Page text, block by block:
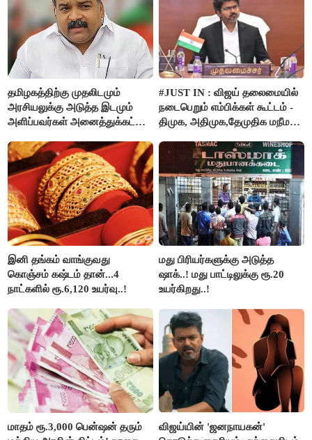
தமிழகத்திற்கு முதலிடமும்
அரசியலுக்கு அடுத்த இடமும்
அளிப்பவர்கள் அனைத்துக்கட்சி
பங்கேற்பார்கள் - மாணிக்கம்
தாகூர்..!!
#JUST IN : விஜய் தலைமையில்
நடைபெறும் எம்பிக்கள் கூட்டம் -
திமுக, அதிமுக,தேமுதிக மநீம
இனி தங்கம் வாங்குவது
கொஞ்சம் கஷ்டம் தான்...4
நாட்களில் ரூ.6,120 உயர்வு..!
மது பிரியர்களுக்கு அடுத்த
ஷாக்..! மது பாட்டிலுக்கு ரூ.20
உயர்கிறது..!
மாதம் ரூ.3,000 பென்ஷன் தரும்
விஜய்யின் 'ஜனநாயகன்'